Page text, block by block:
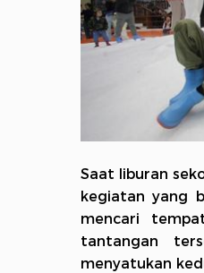
Saat liburan
kegiatan yang
mencari
tantangan
menyatukan